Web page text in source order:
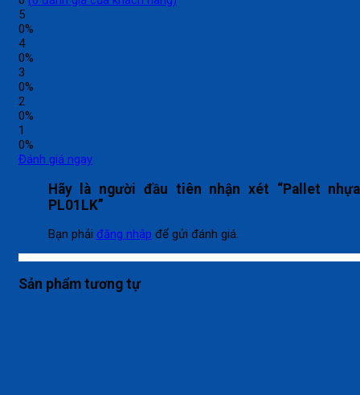
5
0%
4
0%
3
0%
2
0%
1
0%
Đánh giá ngay
Hãy là người đầu tiên nhận xét “Pallet nhựa
PL01LK”
Bạn phải đăng nhập để gửi đánh giá.
Sản phẩm tương tự